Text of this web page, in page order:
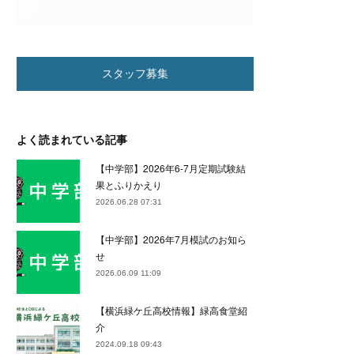
スタッフ募集
よく読まれている記事
【中学部】2026年6-7月定期試験結
果とふりかえり
2026.06.28 07:31
【中学部】2026年7月模試のお知ら
せ
2026.06.09 11:09
【横浜緑ケ丘高校情報】緑高食堂紹
介
2024.09.18 09:43